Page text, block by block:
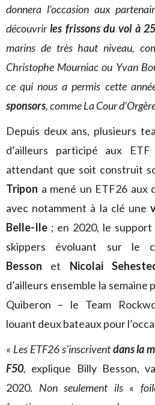
donnera l’occasion aux
découvrirles frissons du vol à
marins de très haut niveau,
Christophe Mourniac ou Yvan
ce qui nous a permis cette
sponsors, comme La Cour
Depuis deux ans, plusieurs
d’ailleurs participé aux
attendant que soit construit
Tripon a mené un ETF26 aux
avec notamment à la clé une
Belle-Ile ; en 2020, le
skippers évoluant sur le
Besson et Nicolai
d’ailleurs ensemble la semaine
Quiberon – le Team
louant deux bateaux pour
« Les ETF26 s’inscriventdans la
F50, explique Billy Besson,
2020. Non seulement ils «